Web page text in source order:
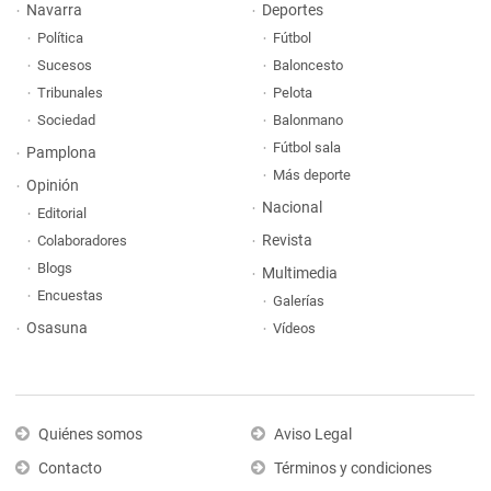
Navarra
Política
Sucesos
Tribunales
Sociedad
Pamplona
Opinión
Editorial
Colaboradores
Blogs
Encuestas
Osasuna
Deportes
Fútbol
Baloncesto
Pelota
Balonmano
Fútbol sala
Más deporte
Nacional
Revista
Multimedia
Galerías
Vídeos
Quiénes somos
Contacto
Aviso Legal
Términos y condiciones